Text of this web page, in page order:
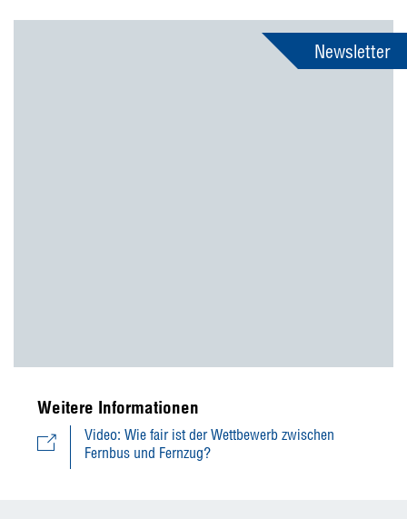
Newsletter
Weitere Informationen
Video: Wie fair ist der Wettbewerb zwischen
Fernbus und Fernzug?